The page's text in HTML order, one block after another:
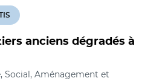
anciens dégradés à
Social, Aménagement et